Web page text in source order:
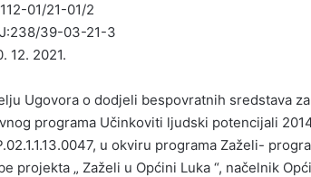
01/21-01/2
39-03-21-3
12. 2021.
Ugovora o dodjeli bespovratnih sredstava
programa Učinkoviti ljudski potencijali
u okviru programa Zaželi-
projekta „ Zaželi u Općini Luka “, načelnik